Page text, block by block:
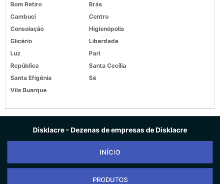
Bom Retiro
Brás
Cambuci
Centro
Consolação
Higienópolis
Glicério
Liberdade
Luz
Pari
República
Santa Cecília
Santa Efigênia
Sé
Vila Buarque
Disklacre - Dezenas de empresas de Disklacre
INÍCIO
PRODUTOS